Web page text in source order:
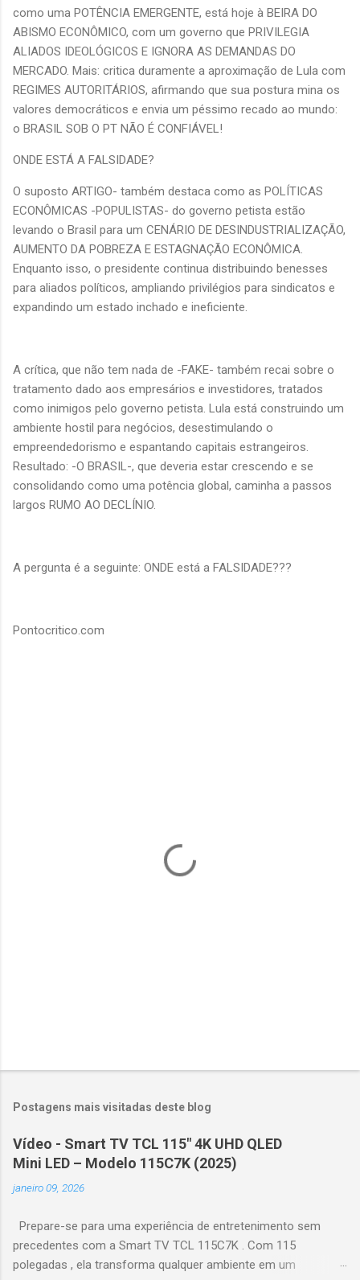
como uma POTÊNCIA EMERGENTE, está hoje à BEIRA DO
ABISMO ECONÔMICO, com um governo que PRIVILEGIA
ALIADOS IDEOLÓGICOS E IGNORA AS DEMANDAS DO
MERCADO. Mais: critica duramente a aproximação de Lula com
REGIMES AUTORITÁRIOS, afirmando que sua postura mina os
valores democráticos e envia um péssimo recado ao mundo:
o BRASIL SOB O PT NÃO É CONFIÁVEL!
ONDE ESTÁ A FALSIDADE?
O suposto ARTIGO- também destaca como as POLÍTICAS
ECONÔMICAS -POPULISTAS- do governo petista estão
levando o Brasil para um CENÁRIO DE DESINDUSTRIALIZAÇÃO,
AUMENTO DA POBREZA E ESTAGNAÇÃO ECONÔMICA.
Enquanto isso, o presidente continua distribuindo benesses
para aliados políticos, ampliando privilégios para sindicatos e
expandindo um estado inchado e ineficiente.
A crítica, que não tem nada de -FAKE- também recai sobre o
tratamento dado aos empresários e investidores, tratados
como inimigos pelo governo petista. Lula está construindo um
ambiente hostil para negócios, desestimulando o
empreendedorismo e espantando capitais estrangeiros.
Resultado: -O BRASIL-, que deveria estar crescendo e se
consolidando como uma potência global, caminha a passos
largos RUMO AO DECLÍNIO.
A pergunta é a seguinte: ONDE está a FALSIDADE???
Pontocritico.com
Postagens mais visitadas deste blog
Vídeo - Smart TV TCL 115" 4K UHD QLED
Mini LED – Modelo 115C7K (2025)
janeiro 09, 2026
Prepare-se para uma experiência de entretenimento sem
precedentes com a Smart TV TCL 115C7K . Com 115
polegadas , ela transforma qualquer ambiente em um